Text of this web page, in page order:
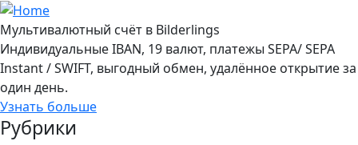
Мультивалютный счёт в Bilderlings
Индивидуальные IBAN, 19 валют, платежы SEPA/ SEPA
Instant / SWIFT, выгодный обмен, удалённое открытие за
один день.
Узнать больше
Рубрики